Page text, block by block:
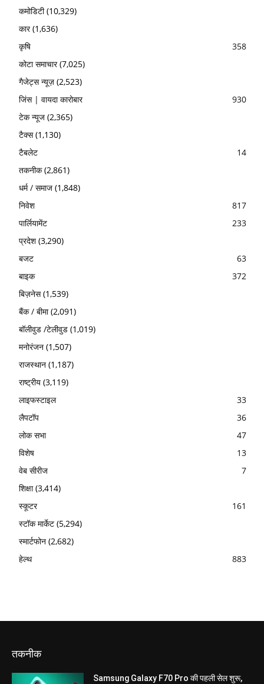
कमोडिटी(10,329)
कार(1,636)
कृषि
358
कोटा समाचार(7,025)
गैजेट्स न्यूज़ (2,523)
जिंस | वायदा कारोबार
930
टेक न्यूज (2,365)
टैक्स(1,130)
टैबलेट
14
तकनीक(2,861)
धर्म / समाज (1,848)
निवेश
817
पार्लियामेंट
233
प्रदेश(3,290)
बजट
63
बाइक
372
बिज़नेस(1,539)
बैंक / बीमा(2,091)
बॉलीवुड /टेलीवुड (1,019)
मनोरंजन (1,507)
राजस्थान (1,187)
राष्ट्रीय (3,119)
लाइफस्टाइल
33
लैपटॉप
36
लोक सभा
47
विशेष
13
वेब सीरीज
7
शिक्षा(3,414)
स्कूटर
161
स्टॉक मार्केट (5,294)
स्मार्टफोन (2,682)
हेल्थ
883
तकनीक
Samsung Galaxy F70 Pro की पहली सेल शुरू,